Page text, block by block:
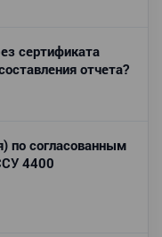
сертификата
отчета?
по согласованным
4400